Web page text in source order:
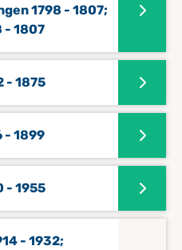
1798 - 1807;
- 1807
- 1875
- 1899
- 1955
- 1932;